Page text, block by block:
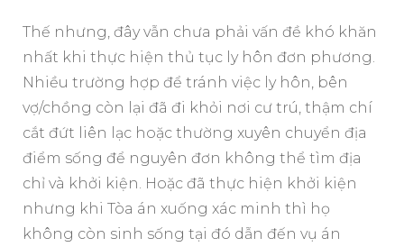
Thế nhưng, đây vẫn chưa phải vấn đề khó khăn
nhất khi thực hiện thủ tục ly hôn đơn phương.
Nhiều trường hợp để tránh việc ly hôn, bên
vợ/chồng còn lại đã đi khỏi nơi cư trú, thậm chí
cắt đứt liên lạc hoặc thường xuyên chuyển địa
điểm sống để nguyên đơn không thể tìm địa
chỉ và khởi kiện. Hoặc đã thực hiện khởi kiện
nhưng khi Tòa án xuống xác minh thì họ
không còn sinh sống tại đó dẫn đến vụ án